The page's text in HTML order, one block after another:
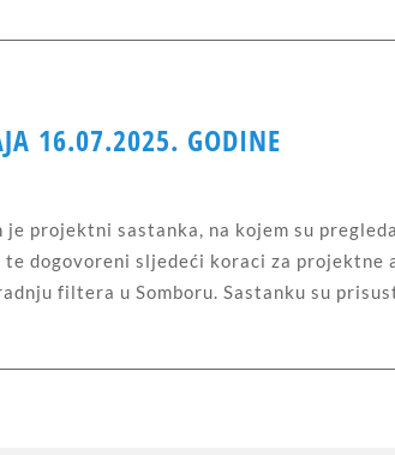
16.07.2025. GODINE
je projektni sastanka, na kojem su
dogovoreni sljedeći koraci za
filtera u Somboru. Sastanku su